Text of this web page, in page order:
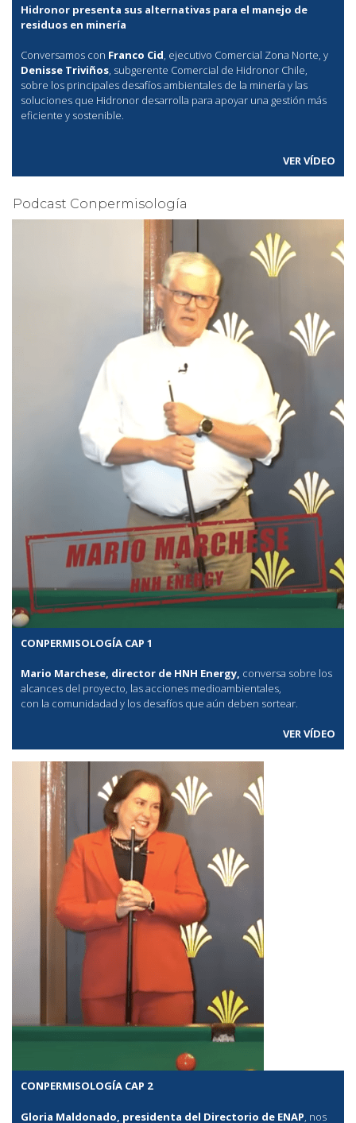
Hidronor presenta sus alternativas para el manejo de
residuos en minería
Conversamos con Franco Cid, ejecutivo Comercial Zona Norte, y
Denisse Triviños, subgerente Comercial de Hidronor Chile,
sobre los principales desafíos ambientales de la minería y las
soluciones que Hidronor desarrolla para apoyar una gestión más
eficiente y sostenible.
VER VÍDEO
Podcast Conpermisología
CONPERMISOLOGÍA CAP 1
Mario Marchese, director de HNH Energy, conversa sobre los
alcances del proyecto, las acciones medioambientales,
con la comunidadad y los desafíos que aún deben sortear.
VER VÍDEO
CONPERMISOLOGÍA CAP 2
Gloria Maldonado, presidenta del Directorio de ENAP, nos